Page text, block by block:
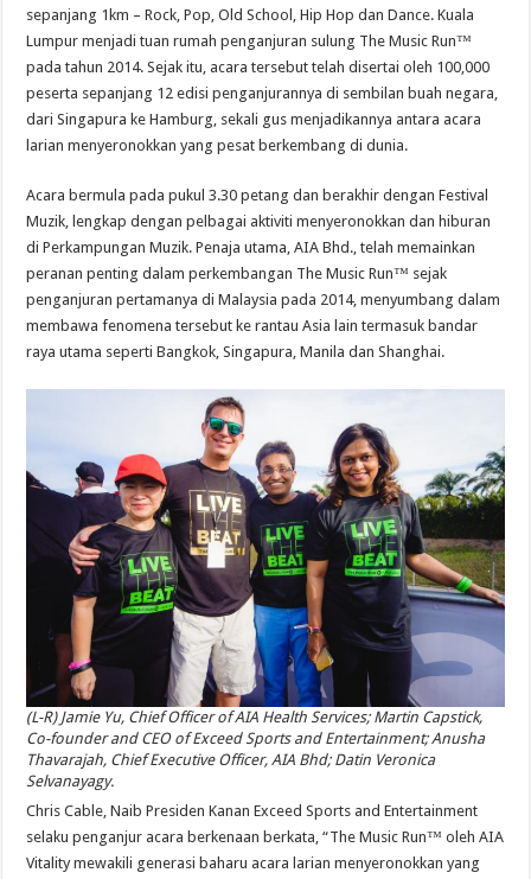
sepanjang 1km – Rock, Pop, Old School, Hip Hop dan Dance. Kuala
Lumpur menjadi tuan rumah penganjuran sulung The Music Run™
pada tahun 2014. Sejak itu, acara tersebut telah disertai oleh 100,000
peserta sepanjang 12 edisi penganjurannya di sembilan buah negara,
dari Singapura ke Hamburg, sekali gus menjadikannya antara acara
larian menyeronokkan yang pesat berkembang di dunia.
Acara bermula pada pukul 3.30 petang dan berakhir dengan Festival
Muzik, lengkap dengan pelbagai aktiviti menyeronokkan dan hiburan
di Perkampungan Muzik. Penaja utama, AIA Bhd., telah memainkan
peranan penting dalam perkembangan The Music Run™ sejak
penganjuran pertamanya di Malaysia pada 2014, menyumbang dalam
membawa fenomena tersebut ke rantau Asia lain termasuk bandar
raya utama seperti Bangkok, Singapura, Manila dan Shanghai.
(L-R) Jamie Yu, Chief Officer of AIA Health Services; Martin Capstick,
Co-founder and CEO of Exceed Sports and Entertainment; Anusha
Thavarajah, Chief Executive Officer, AIA Bhd; Datin Veronica
Selvanayagy.
Chris Cable, Naib Presiden Kanan Exceed Sports and Entertainment
selaku penganjur acara berkenaan berkata, “The Music Run™ oleh AIA
Vitality mewakili generasi baharu acara larian menyeronokkan yang